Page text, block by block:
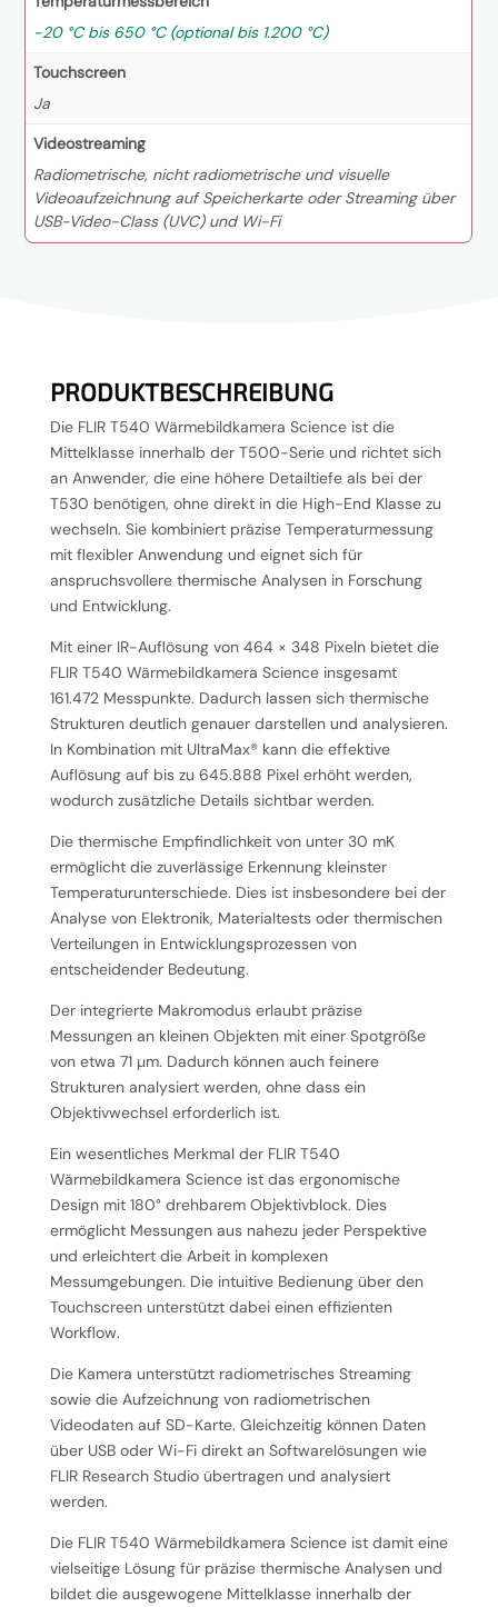
-20 °C bis 650 °C (optional bis 1.200 °C)
Touchscreen
Ja
Videostreaming
Radiometrische, nicht radiometrische und visuelle
Videoaufzeichnung auf Speicherkarte oder Streaming über
USB-Video-Class (UVC) und Wi-Fi
PRODUKTBESCHREIBUNG
Die FLIR T540 Wärmebildkamera Science ist die
Mittelklasse innerhalb der T500-Serie und richtet sich
an Anwender, die eine höhere Detailtiefe als bei der
T530 benötigen, ohne direkt in die High-End Klasse zu
wechseln. Sie kombiniert präzise Temperaturmessung
mit flexibler Anwendung und eignet sich für
anspruchsvollere thermische Analysen in Forschung
und Entwicklung.
Mit einer IR-Auflösung von 464 × 348 Pixeln bietet die
FLIR T540 Wärmebildkamera Science insgesamt
161.472 Messpunkte. Dadurch lassen sich thermische
Strukturen deutlich genauer darstellen und analysieren.
In Kombination mit UltraMax® kann die effektive
Auflösung auf bis zu 645.888 Pixel erhöht werden,
wodurch zusätzliche Details sichtbar werden.
Die thermische Empfindlichkeit von unter 30 mK
ermöglicht die zuverlässige Erkennung kleinster
Temperaturunterschiede. Dies ist insbesondere bei der
Analyse von Elektronik, Materialtests oder thermischen
Verteilungen in Entwicklungsprozessen von
entscheidender Bedeutung.
Der integrierte Makromodus erlaubt präzise
Messungen an kleinen Objekten mit einer Spotgröße
von etwa 71 µm. Dadurch können auch feinere
Strukturen analysiert werden, ohne dass ein
Objektivwechsel erforderlich ist.
Ein wesentliches Merkmal der FLIR T540
Wärmebildkamera Science ist das ergonomische
Design mit 180° drehbarem Objektivblock. Dies
ermöglicht Messungen aus nahezu jeder Perspektive
und erleichtert die Arbeit in komplexen
Messumgebungen. Die intuitive Bedienung über den
Touchscreen unterstützt dabei einen effizienten
Workflow.
Die Kamera unterstützt radiometrisches Streaming
sowie die Aufzeichnung von radiometrischen
Videodaten auf SD-Karte. Gleichzeitig können Daten
über USB oder Wi-Fi direkt an Softwarelösungen wie
FLIR Research Studio übertragen und analysiert
werden.
Die FLIR T540 Wärmebildkamera Science ist damit eine
vielseitige Lösung für präzise thermische Analysen und
bildet die ausgewogene Mittelklasse innerhalb der